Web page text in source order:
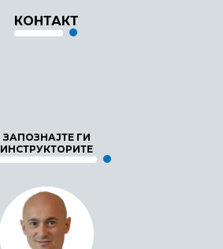
КОНТАКТ
ЗАПОЗНАЈТЕ ГИ
ИНСТРУКТОРИТЕ